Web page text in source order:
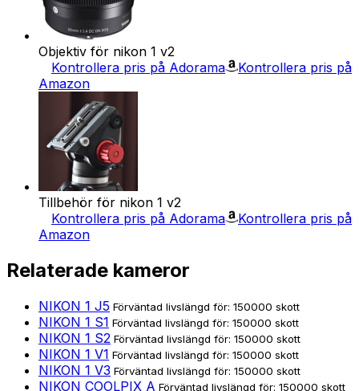
Objektiv för nikon 1 v2
Kontrollera pris på Adorama
Kontrollera pris på
Amazon
Tillbehör för nikon 1 v2
Kontrollera pris på Adorama
Kontrollera pris på
Amazon
Relaterade kameror
NIKON 1 J5 Förväntad livslängd för: 150000 skott
NIKON 1 S1 Förväntad livslängd för: 150000 skott
NIKON 1 S2 Förväntad livslängd för: 150000 skott
NIKON 1 V1 Förväntad livslängd för: 150000 skott
NIKON 1 V3 Förväntad livslängd för: 150000 skott
NIKON COOLPIX A Förväntad livslängd för: 150000 skott